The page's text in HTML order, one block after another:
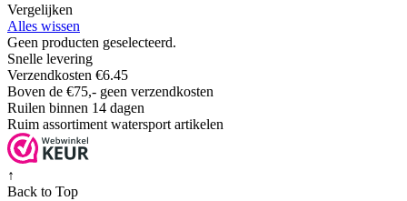
Vergelijken
Alles wissen
Geen producten geselecteerd.
Snelle levering
Verzendkosten €6.45
Boven de €75,- geen verzendkosten
Ruilen binnen 14 dagen
Ruim assortiment watersport artikelen
↑
Back to Top